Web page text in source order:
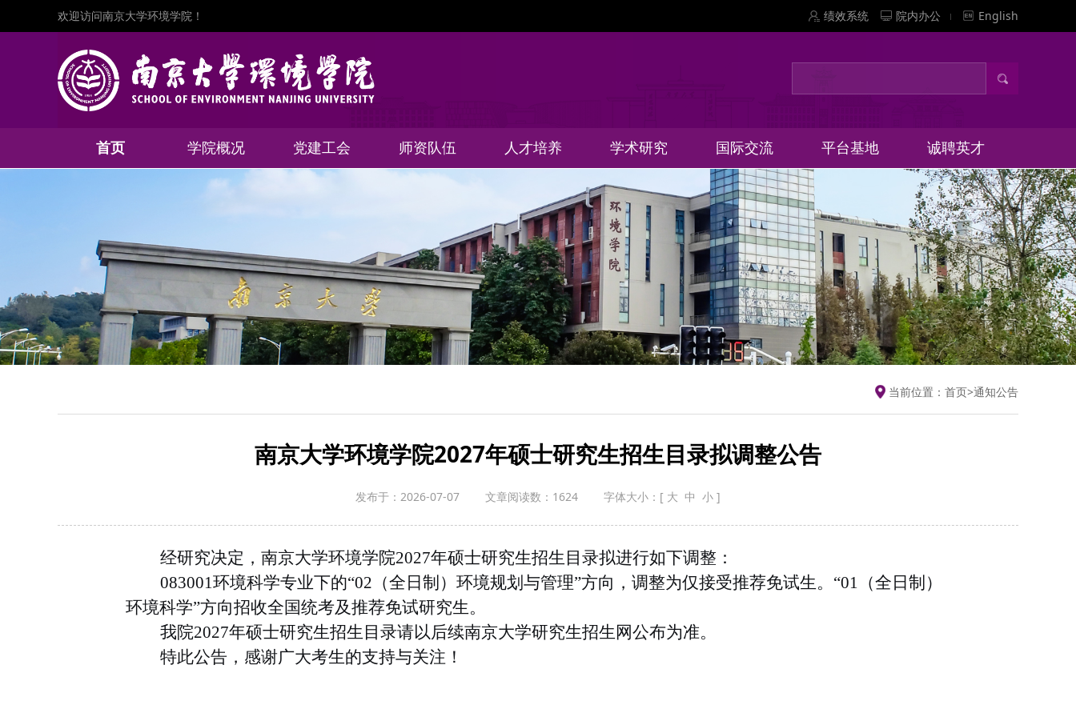
欢迎访问南京大学环境学院！ 绩效系统 院内办公 English
首页 学院概况
学院介绍
历史沿革
组织架构
党建工会
党建动态
通知公告
规章制度
学习园地
师资队伍
院士
人才队伍
环境科学系
环境工程系
环境规划与管理
跨学科博导
研究系列人员
行政与实验技术
荣休教工
人才培养 学术研究 国际交流
国际环境科学中
心
国际交流和联合
培养项目
国际科考项目
EEH期刊
BECT亚洲编辑部
RES期刊
平台基地
全国重点实验室
国家工程技术研
国家级实验教学
国家级虚拟仿真
实验教学中心
区域环境质量协
清洁水协同创新
省部级科研机构
校级科研机构
产学研合作平台
诚聘英才
招聘信息
当前位置： 首页>通知公告
南京大学环境学院2027年硕士研究生招生目录拟调整公告
发布于：2026-07-07 文章阅读数： 1624 字体大小： [ 大 中 小 ]
经研究决定，南京大学环境学院2027年硕士研究生招生目录拟进行如下调整：
083001环境科学专业下的“02 （全日制）环境规划与管理”方向，调整为仅接受推荐免试生。“01 （全日制）
环境科学”方向招收全国统考及推荐免试研究生。
我院2027年硕士研究生招生目录请以后续南京大学研究生招生网公布为准。
特此公告，感谢广大考生的支持与关注！